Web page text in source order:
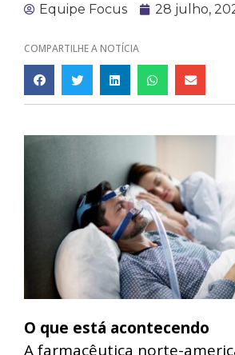
Equipe Focus 28 julho,
COMPARTILHE A NOTÍCIA
O que está acontecendo
A farmacêutica norte-